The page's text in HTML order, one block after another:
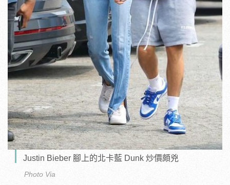
Justin Bieber 腳上的北卡藍 Dunk 炒價頗兇
Photo Via